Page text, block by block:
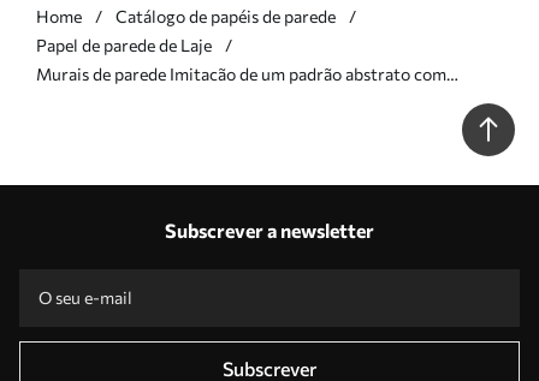
Home
Catálogo de papéis de parede
Papel de parede de Laje
Murais de parede Imitacão de um padrão abstrato com
textura de mármore, em tons de verde e amarelo Nr. w05587
Subscrever a newsletter
Subscrever